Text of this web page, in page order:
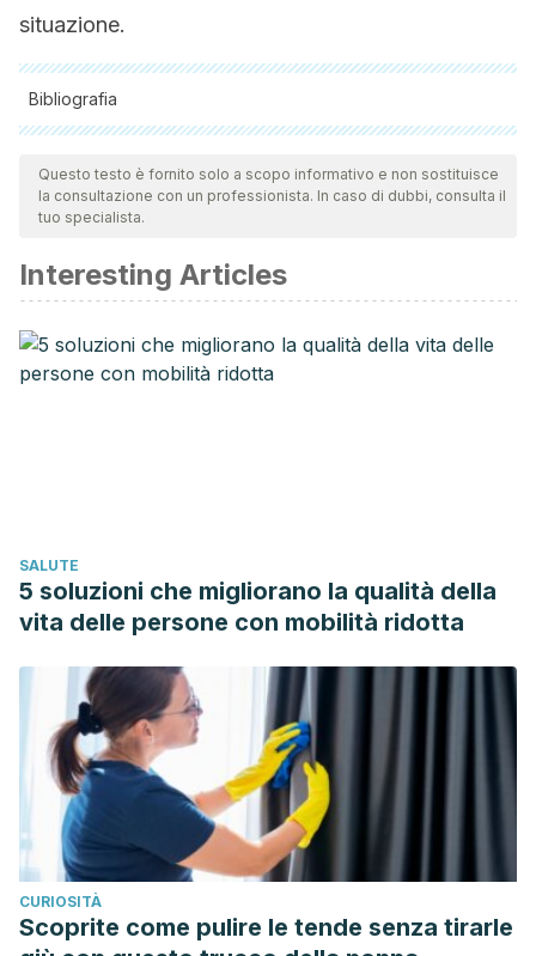
situazione.
Bibliografia
Tutte le fonti citate sono state esaminate a fondo dal nostro
team per garantirne la qualità, l'affidabilità, l'attualità e la
validità. La bibliografia di questo articolo è stata considerata
Sánchez, J. S., Ajá, L. T., & Díaz, D. G.
umbilical y embarazo. Presentación de un caso.MediSur,
6(3), 91-94.
https://www.redalyc.org/pdf/1800/180020304017.pdf
https://bjsm.bmj.com/content/50/17/1092.full
Calvete, A. A., da Cuña Carrera, I., & González, Y. G.
(2019). Efectos de un programa de ejercicios abdominales
hipopresivos: un estudio piloto.
Medicina naturista
38-42.
https://dialnet.unirioja.es/servlet/articulo?
codigo=6761085
Izquierdo Hernández, A., Armenteros Borrell, M.,
Lancés Cotilla, L., & Martín González, I.
Alimentación saludable.Revista cubana de enfermería
20(1), 1-1.
http://scielo.sld.cu/scielo.php?
script=sci_arttext&pid=S0864-03192004000100012
Uclés Villalobos, V., & Sánchez Solera, M. F.
Questo testo è fornito solo a scopo informativo e non sostituisce
la consultazione con un professionista. In caso di dubbi, consulta il
tuo specialista.
Interesting Articles
SALUTE
5 soluzioni che migliorano la qualità della
vita delle persone con mobilità ridotta
CURIOSITÀ
Scoprite come pulire le tende senza tirarle